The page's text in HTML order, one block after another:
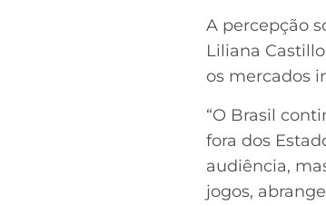
A percepção
Liliana
os mercados
“O Brasil
fora dos
audiência,
jogos,